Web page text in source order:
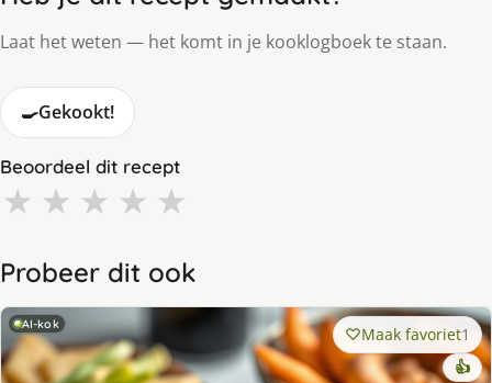
Laat het weten — het komt in je kooklogboek te staan.
🍳Gekookt!
Beoordeel dit recept
★ ★ ★ ★ ★
Probeer dit ook
AI-kok Maak favoriet1
👍